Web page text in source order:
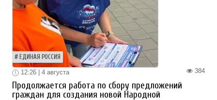
ЕДИНАЯ РОССИЯ
384
12:26 | 4 августа
Продолжается работа по сбору предложений
граждан для создания новой Народной